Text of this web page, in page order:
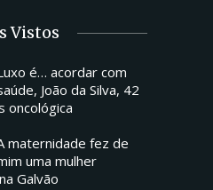
Vistos
é… acordar com
João da Silva, 42
oncológica
maternidade fez de
uma mulher
Galvão